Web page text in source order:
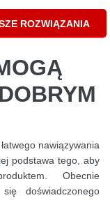
ROZWIĄZANIA
nawiązywania
podstawa tego, aby
Obecnie
doświadczonego